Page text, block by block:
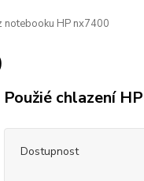
notebooku HP nx7400
Použié chlazení
Dostupnost